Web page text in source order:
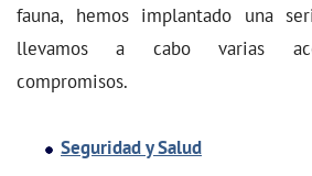
fauna, hemos implantado una
llevamos a cabo varias
compromisos.
Seguridad y Salud